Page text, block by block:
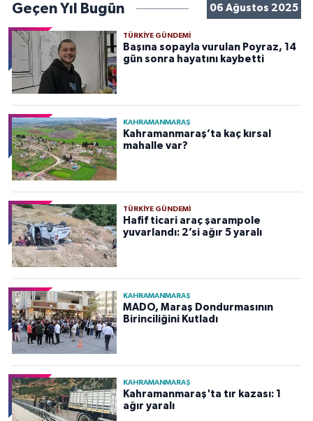
Geçen Yıl Bugün 06 Ağustos 2025
TÜRKIYE GÜNDEMI
Başına sopayla vurulan Poyraz, 14
gün sonra hayatını kaybetti
KAHRAMANMARAŞ
Kahramanmaraş’ta kaç kırsal
mahalle var?
TÜRKIYE GÜNDEMI
Hafif ticari araç şarampole
yuvarlandı: 2’si ağır 5 yaralı
KAHRAMANMARAŞ
MADO, Maraş Dondurmasının
Birinciliğini Kutladı
KAHRAMANMARAŞ
Kahramanmaraş'ta tır kazası: 1
ağır yaralı